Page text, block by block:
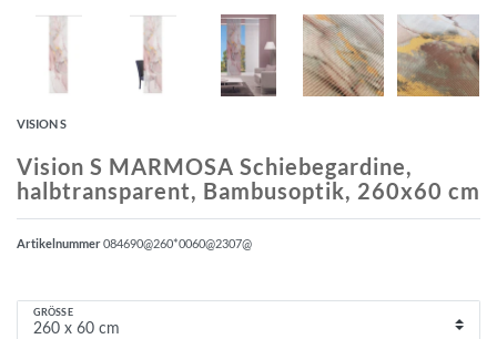
VISION S
Vision S MARMOSA Schiebegardine,
halbtransparent, Bambusoptik, 260x60 cm
Artikelnummer084690@260*0060@2307@
GRÖSSE